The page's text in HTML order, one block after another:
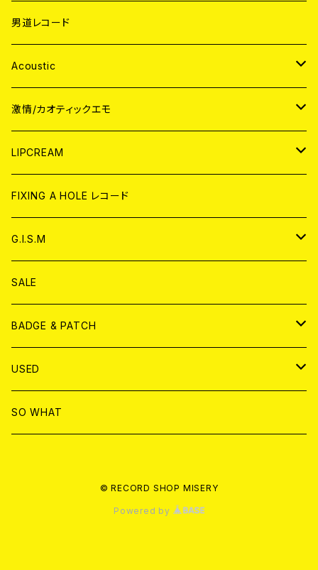
男道レコード
Acoustic
JAPAN
CD
ANALOG
WORLD
CD
ANALOG
激情/カオティックエモ
JAPAN
CD
ANALOG
WORLD
CD
ANALOG
LIPCREAM
CD
アナログ
DVD
T-shirt & WEAR
FIXING A HOLE レコード
G.I.S.M
CD
ANALOG
T-SHIRT & WEAR
DVD
SALE
BADGE & PATCH
BADGE
PATCH
USED
書籍
SO WHAT
© RECORD SHOP MISERY
Powered by